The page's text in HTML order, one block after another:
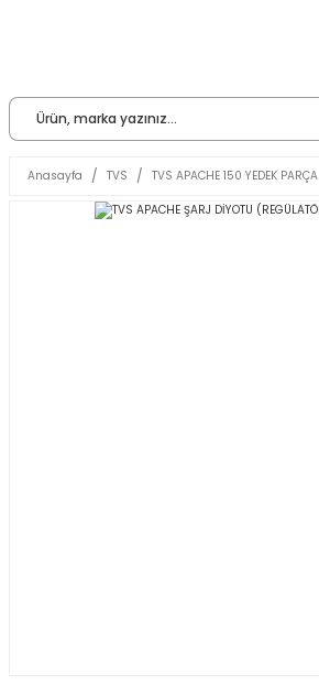
Anasayfa TVS TVS APACHE 150 YEDEK PARÇA